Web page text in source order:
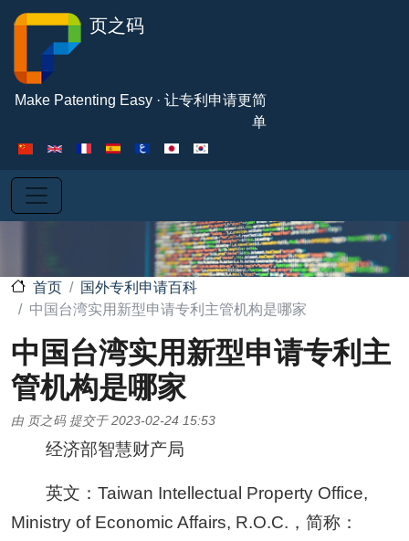
页之码
Make Patenting Easy · 让专利申请更简
单
首页
国外专利申请百科
中国台湾实用新型申请专利主管机构是哪家
中国台湾实用新型申请专利主
管机构是哪家
由 页之码 提交于 2023-02-24 15:53
经济部智慧财产局
英文：Taiwan Intellectual Property Office,
Ministry of Economic Affairs, R.O.C.，简称：